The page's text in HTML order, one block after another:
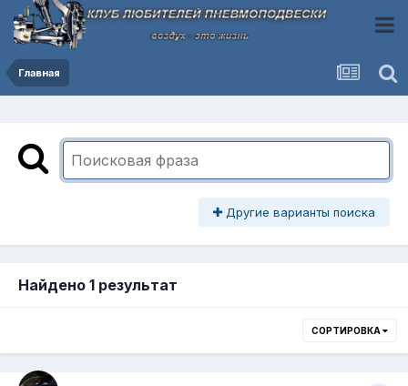
Главная
Другие варианты поиска
Найдено 1 результат
СОРТИРОВКА